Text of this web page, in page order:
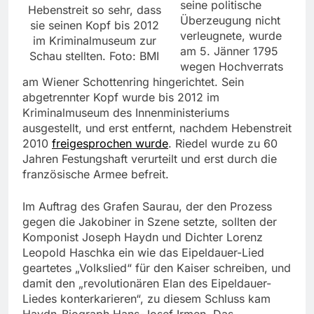
Hebenstreit so sehr, dass
sie seinen Kopf bis 2012
im Kriminalmuseum zur
Schau stellten. Foto: BMI
seine politische
Überzeugung nicht
verleugnete, wurde
am 5. Jänner 1795
wegen Hochverrats
am Wiener Schottenring hingerichtet. Sein
abgetrennter Kopf wurde bis 2012 im
Kriminalmuseum des Innenministeriums
ausgestellt, und erst entfernt, nachdem Hebenstreit
2010 freigesprochen wurde. Riedel wurde zu 60
Jahren Festungshaft verurteilt und erst durch die
französische Armee befreit.
Im Auftrag des Grafen Saurau, der den Prozess
gegen die Jakobiner in Szene setzte, sollten der
Komponist Joseph Haydn und Dichter Lorenz
Leopold Haschka ein wie das Eipeldauer-Lied
geartetes „Volkslied“ für den Kaiser schreiben, und
damit den „revolutionären Elan des Eipeldauer-
Liedes konterkarieren“, zu diesem Schluss kam